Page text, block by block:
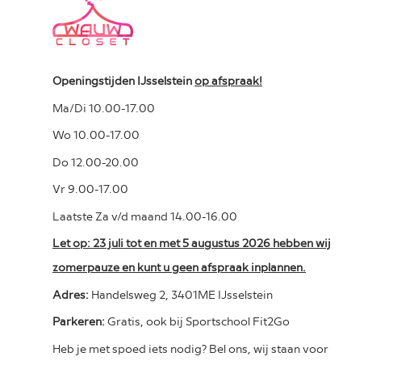
Openingstijden IJsselsteinop afspraak!
Ma/Di 10.00-17.00
Wo 10.00-17.00
Do 12.00-20.00
Vr 9.00-17.00
Laatste Za v/d maand 14.00-16.00
Let op: 23 juli tot en met 5 augustus 2026 hebben wij
zomerpauze en kunt u geen afspraak inplannen.
Adres: Handelsweg 2, 3401ME IJsselstein
Parkeren: Gratis, ook bij Sportschool Fit2Go
Heb je met spoed iets nodig? Bel ons, wij staan voor